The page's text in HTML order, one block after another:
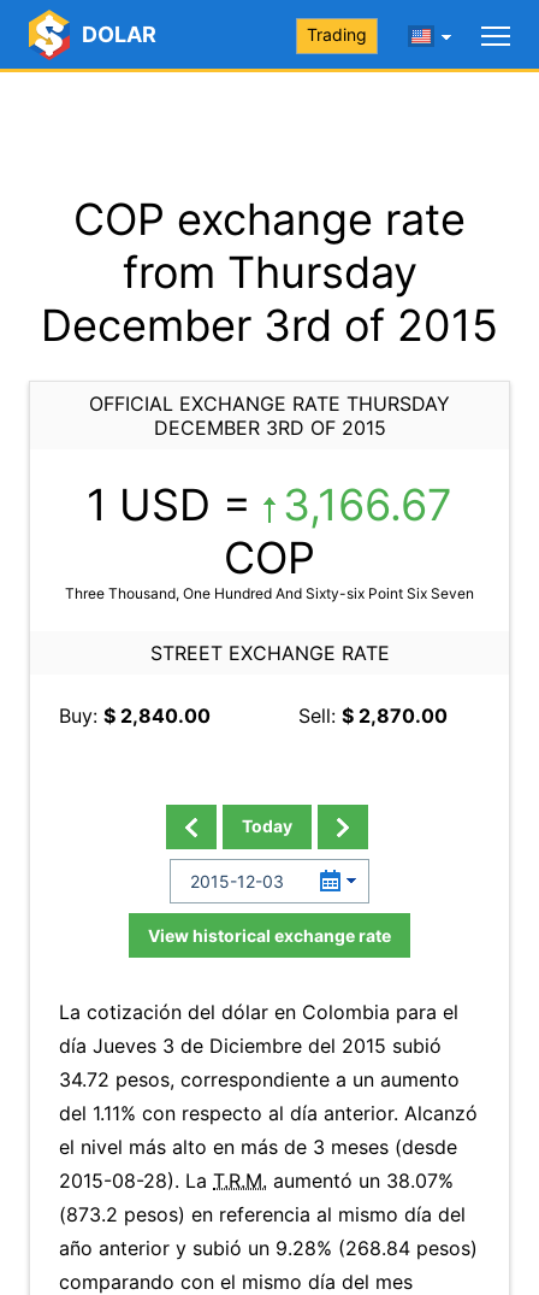
DOLAR Trading
COP exchange rate
from Thursday
December 3rd of 2015
OFFICIAL EXCHANGE RATE THURSDAY
DECEMBER 3RD OF 2015
1 USD =
3,166.67
COP
Three Thousand, One Hundred And Sixty-six Point Six Seven
STREET EXCHANGE RATE
Buy: $ 2,840.00 Sell: $ 2,870.00
Today
View historical exchange rate
La cotización del dólar en Colombia para el
día Jueves 3 de Diciembre del 2015 subió
34.72 pesos, correspondiente a un aumento
del 1.11% con respecto al día anterior. Alcanzó
el nivel más alto en más de 3 meses (desde
2015-08-28). La T.R.M. aumentó un 38.07%
(873.2 pesos) en referencia al mismo día del
año anterior y subió un 9.28% (268.84 pesos)
comparando con el mismo día del mes